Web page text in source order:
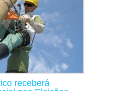
receberá